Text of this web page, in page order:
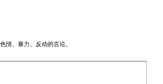
情、暴力、反动的言论。